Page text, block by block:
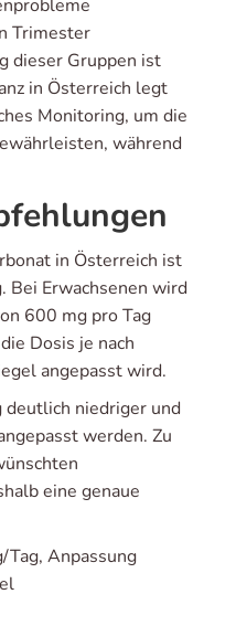
Trimester
dieser Gruppen ist
in Österreich legt
Monitoring, um die
während
in Österreich ist
Bei Erwachsenen wird
600 mg pro Tag
Dosis je nach
angepasst wird.
niedriger und
werden. Zu
eine genaue
Tag, Anpassung